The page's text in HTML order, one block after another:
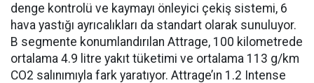
denge kontrolü ve kaymayı önleyici çekiş sistemi, 6
hava yastığı ayrıcalıkları da standart olarak sunuluyor.
B segmente konumlandırılan Attrage, 100 kilometrede
ortalama 4.9 litre yakıt tüketimi ve ortalama 113 g/km
CO2 salınımıyla fark yaratıyor. Attrage’ın 1.2 Intense